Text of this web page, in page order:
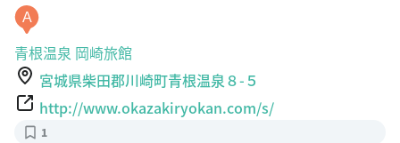
A
青根温泉 岡崎旅館
宮城県柴田郡川崎町青根温泉８-５
http://www.okazakiryokan.com/s/
1